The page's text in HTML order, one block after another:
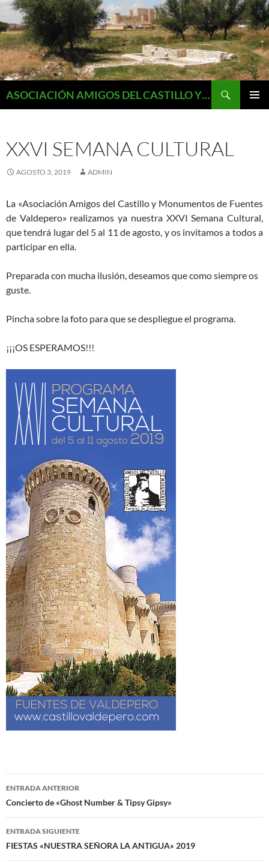
Saltar
al
contenido
ASOCIACIÓN AMIGOS DEL CASTILLO Y MONUMENTOS DE FUENTES DE VALDEPERO
XXVI SEMANA CULTURAL
AGOSTO 3, 2019 ADMIN
La «Asociación Amigos del Castillo y Monumentos de Fuentes
de Valdepero» realizamos ya nuestra XXVI Semana Cultural,
que tendrá lugar del 5 al 11 de agosto, y os invitamos a todos a
participar en ella.
Preparada con mucha ilusión, deseamos que como siempre os
guste.
Pincha sobre la foto para que se despliegue el programa.
¡¡¡OS ESPERAMOS!!!
Navegación
de
entradas
ENTRADA ANTERIOR
Concierto de «Ghost Number & Tipsy Gipsy»
ENTRADA SIGUIENTE
FIESTAS «NUESTRA SEÑORA LA ANTIGUA» 2019